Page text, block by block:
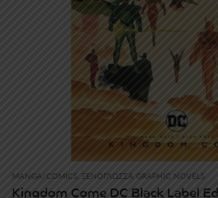
MANGA/COMICS, ΞΕΝΌΓΛΩΣΣΑ GRAPHIC NOVELS
Kingdom Come DC Black Label